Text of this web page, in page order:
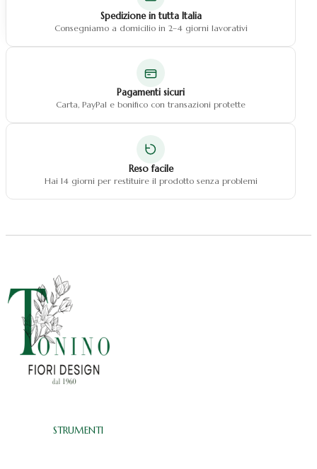
Natale centrotavola
Natale decorazioni
Spedizione in tutta Italia
Consegniamo a domicilio in 2–4 giorni lavorativi
Pagamenti sicuri
Carta, PayPal e bonifico con transazioni protette
Reso facile
Hai 14 giorni per restituire il prodotto senza problemi
STRUMENTI